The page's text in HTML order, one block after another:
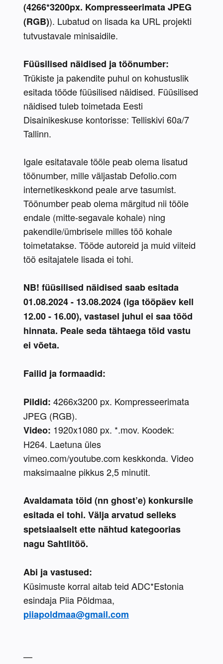
(4266*3200px. Kompresseerimata JPEG
(RGB)). Lubatud on lisada ka URL projekti
tutvustavale minisaidile.
Füüsilised näidised ja töönumber:
Trükiste ja pakendite puhul on kohustuslik
esitada tööde füüsilised näidised. Füüsilised
näidised tuleb toimetada Eesti
Disainikeskuse kontorisse: Telliskivi 60a/7
Tallinn.
Igale esitatavale tööle peab olema lisatud
töönumber, mille väljastab Defolio.com
internetikeskkond peale arve tasumist.
Töönumber peab olema märgitud nii tööle
endale (mitte-segavale kohale) ning
pakendile/ümbrisele milles töö kohale
toimetatakse. Tööde autoreid ja muid viiteid
töö esitajatele lisada ei tohi.
NB! füüsilised näidised saab esitada
01.08.2024 - 13.08.2024 (iga tööpäev kell
12.00 - 16.00), vastasel juhul ei saa tööd
hinnata. Peale seda tähtaega töid vastu
ei võeta.
Failid ja formaadid:
Pildid: 4266x3200 px. Kompresseerimata
JPEG (RGB).
Video: 1920x1080 px. *.mov. Koodek:
H264. Laetuna üles
vimeo.com/youtube.com keskkonda. Video
maksimaalne pikkus 2,5 minutit.
Avaldamata töid (nn ghost’e) konkursile
esitada ei tohi. Välja arvatud selleks
spetsiaalselt ette nähtud kategoorias
nagu Sahtlitöö.
Abi ja vastused:
Küsimuste korral aitab teid ADC*Estonia
piiapoldmaa@gmail.com
—